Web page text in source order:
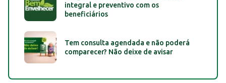
integral e preventivo com os
beneficiários
Tem consulta agendada e não poderá
comparecer? Não deixe de avisar